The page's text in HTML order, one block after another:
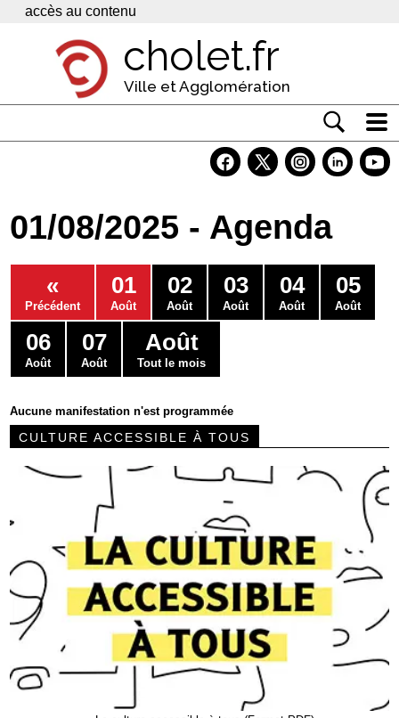
Panneau de gestion des cookies
accès au contenu
cholet.fr
Ville et Agglomération
Economie
Services
Contacts
01/08/2025 - Agenda
«
Précédent
01
Août
02
Août
03
Août
04
Août
05
Août
06
Août
07
Août
Août
Tout le mois
Aucune manifestation n'est programmée
CULTURE ACCESSIBLE À TOUS